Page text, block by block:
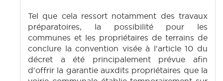
Tel que cela ressort notamment des travaux
préparatoires, la possibilité pour les
communes et les propriétaires de terrains de
conclure la convention visée à l'article 10 du
décret a été principalement prévue afin
d'offrir la garantie auxdits propriétaires que la